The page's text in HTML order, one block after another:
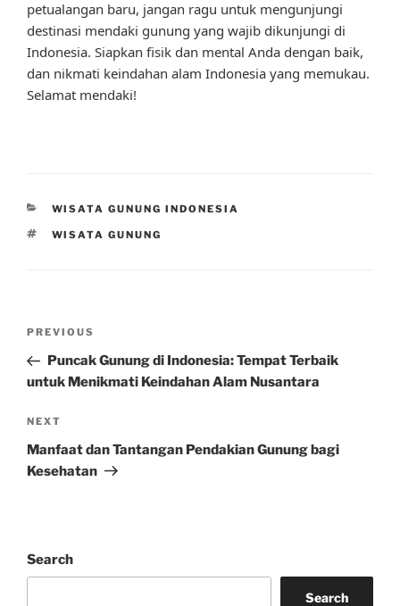
petualangan baru, jangan ragu untuk mengunjungi
destinasi mendaki gunung yang wajib dikunjungi di
Indonesia. Siapkan fisik dan mental Anda dengan baik,
dan nikmati keindahan alam Indonesia yang memukau.
Selamat mendaki!
CATEGORIES
WISATA GUNUNG INDONESIA
TAGS
WISATA GUNUNG
Previous
Post
PREVIOUS
Puncak Gunung di Indonesia: Tempat Terbaik
untuk Menikmati Keindahan Alam Nusantara
Next
Post
NEXT
Manfaat dan Tantangan Pendakian Gunung bagi
Kesehatan
Search
Search